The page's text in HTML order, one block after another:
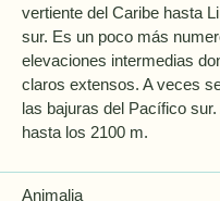
vertiente del Caribe hasta
sur. Es un poco más
elevaciones intermedias
claros extensos. A veces
las bajuras del Pacífico
hasta los 2100 m.
Animalia